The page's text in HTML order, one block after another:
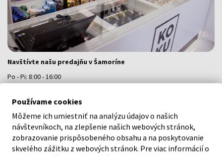
Navštívte našu predajňu v Šamoríne
Po - Pi: 8:00 - 16:00
VŠETKO O NÁKUPE
Vernostný systém
Používame cookies
Môžeme ich umiestniť na analýzu údajov o našich
návštevníkoch, na zlepšenie našich webových stránok,
zobrazovanie prispôsobeného obsahu a na poskytovanie
skvelého zážitku z webových stránok. Pre viac informácií o